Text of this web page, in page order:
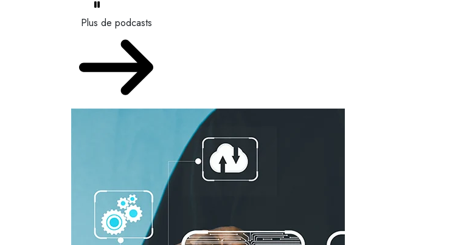
Plus de podcasts